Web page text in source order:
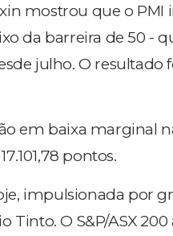
mostrou que o PMI
da barreira de 50 -
julho. O resultado
em baixa marginal
pontos.
impulsionada por
O S&P/ASX 200